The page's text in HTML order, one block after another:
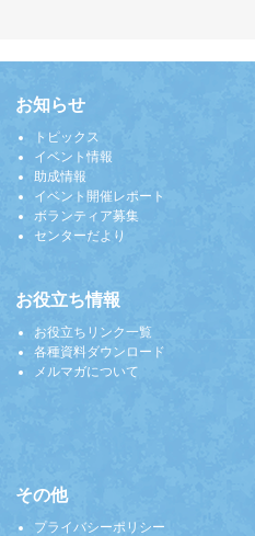
お知らせ
トピックス
イベント情報
助成情報
イベント開催レポート
ボランティア募集
センターだより
お役立ち情報
お役立ちリンク一覧
各種資料ダウンロード
メルマガについて
その他
プライバシーポリシー